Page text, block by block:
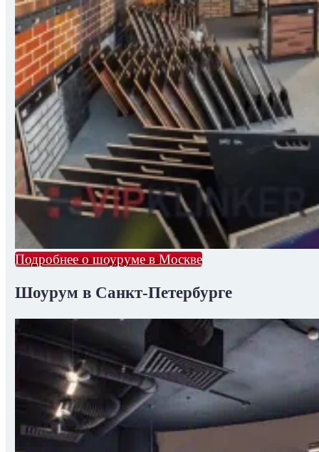
Подробнее о шоуруме в Москве
Шоурум в Санкт-Петербурге